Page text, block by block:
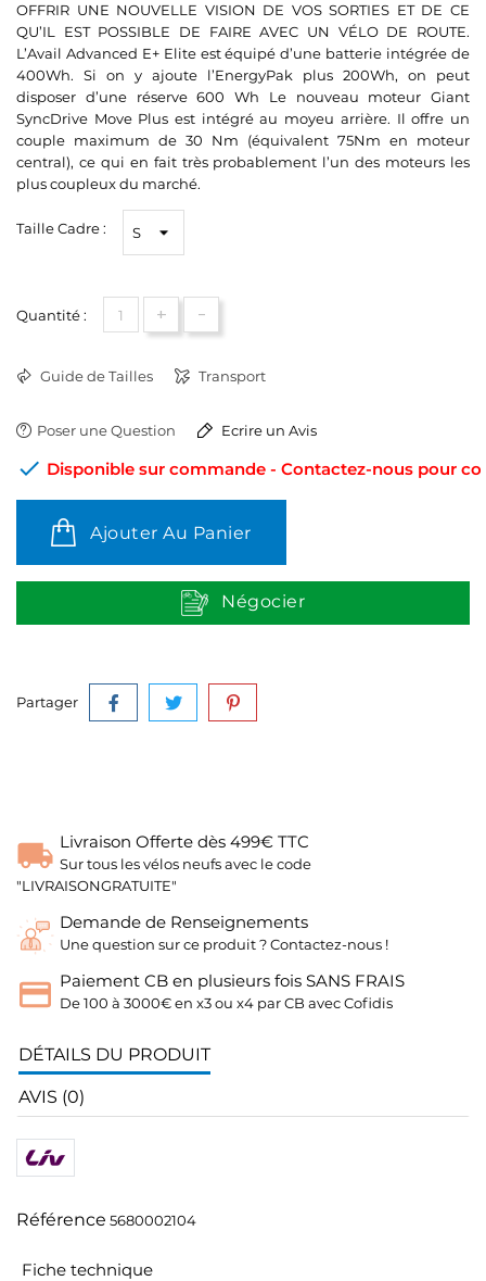
OFFRIR UNE NOUVELLE VISION DE VOS SORTIES ET DE CE
QU’IL EST POSSIBLE DE FAIRE AVEC UN VÉLO DE ROUTE.
L’Avail Advanced E+ Elite est équipé d’une batterie intégrée de
400Wh. Si on y ajoute l’EnergyPak plus 200Wh, on peut
disposer d’une réserve 600 Wh Le nouveau moteur Giant
SyncDrive Move Plus est intégré au moyeu arrière. Il offre un
couple maximum de 30 Nm (équivalent 75Nm en moteur
central), ce qui en fait très probablement l’un des moteurs les
plus coupleux du marché.
Taille Cadre :
Quantité : + -
Guide de Tailles Transport
Poser une Question Ecrire un Avis
 Disponible sur commande - Contactez-nous pour
Ajouter Au Panier
Négocier
Partager
Livraison Offerte dès 499€ TTC
Sur tous les vélos neufs avec le code
"LIVRAISONGRATUITE"
Demande de Renseignements
Une question sur ce produit ? Contactez-nous !
Paiement CB en plusieurs fois SANS FRAIS
De 100 à 3000€ en x3 ou x4 par CB avec Cofidis
DÉTAILS DU PRODUIT
AVIS (0)
Référence 5680002104
Fiche technique